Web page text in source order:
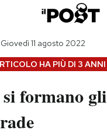
Auto
Moda
HA PIÙ DI 3 ANNI
Giovedì 11 agosto 2022
si formano